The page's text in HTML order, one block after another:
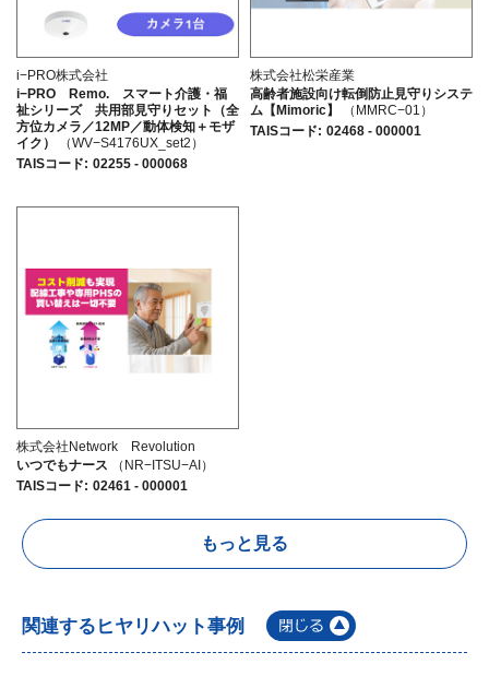
i−PRO株式会社
i−PRO Remo. スマート介護・福
祉シリーズ 共用部見守りセット（全
方位カメラ／12MP／動体検知＋モザ
イク）
（WV−S4176UX_set2）
TAISコード: 02255 - 000068
株式会社松栄産業
高齢者施設向け転倒防止見守りシステ
ム【Mimoric】
（MMRC−01）
TAISコード: 02468 - 000001
株式会社Network Revolution
いつでもナース
（NR−ITSU−AI）
TAISコード: 02461 - 000001
もっと見る
関連するヒヤリハット事例